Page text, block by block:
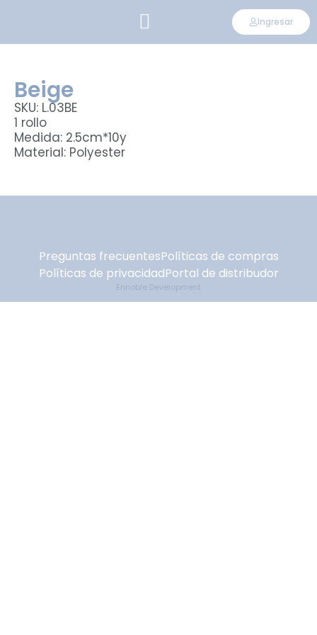
Ingresar
Beige
SKU: L.03BE
1 rollo
Medida: 2.5cm*10y
Material: Polyester
Preguntas frecuentesPolíticas de compras
Políticas de privacidadPortal de distribudor
Ennoble Development